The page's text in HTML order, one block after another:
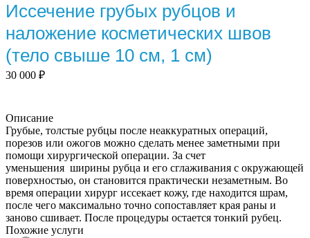
Иссечение грубых рубцов и
наложение косметических швов
(тело свыше 10 см, 1 см)
30 000 ₽
Описание
Грубые, толстые рубцы после неаккуратных операций,
порезов или ожогов можно сделать менее заметными при
помощи хирургической операции. За счет
уменьшения ширины рубца и его сглаживания с окружающей
поверхностью, он становится практически незаметным. Во
время операции хирург иссекает кожу, где находится шрам,
после чего максимально точно сопоставляет края раны и
заново сшивает. После процедуры остается тонкий рубец.
Похожие услуги